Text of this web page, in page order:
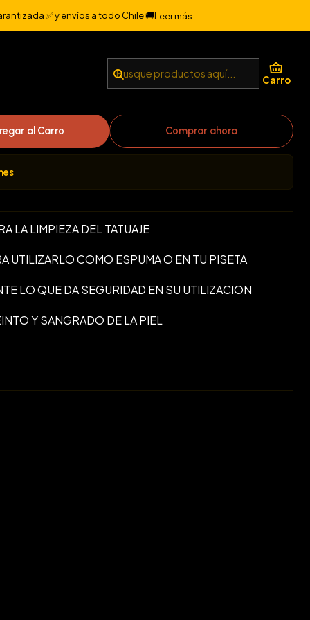
Carro
✅ y envíos a todo Chile 🚚Leer más
BLACK CLOVER 1
al Carro Comprar ahora
LA LIMPIEZA DEL TATUAJE
UTILIZARLO COMO ESPUMA O EN TU PISETA
LO QUE DA SEGURIDAD EN SU UTILIZACION
Y SANGRADO DE LA PIEL